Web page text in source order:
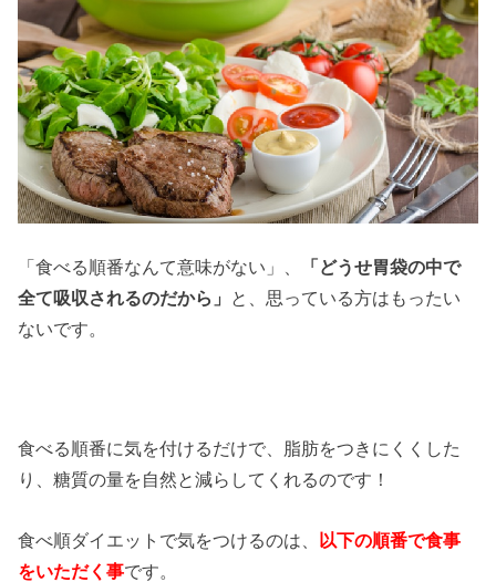
「食べる順番なんて意味がない」、
「どうせ胃袋の中で
全て吸収されるのだから」 と、思っている方はもったい
ないです。
食べる順番に気を付けるだけで、脂肪をつきにくくした
り、糖質の量を自然と減らしてくれるのです！
食べ順ダイエットで気をつけるのは、
以下の順番で食事
をいただく事です。